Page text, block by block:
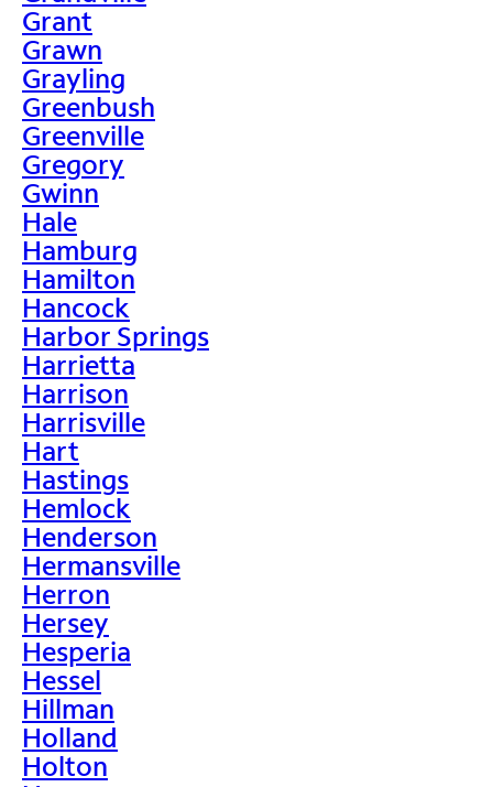
Grant
Grawn
Grayling
Greenbush
Greenville
Gregory
Gwinn
Hale
Hamburg
Hamilton
Hancock
Harbor Springs
Harrietta
Harrison
Harrisville
Hart
Hastings
Hemlock
Henderson
Hermansville
Herron
Hersey
Hesperia
Hessel
Hillman
Holland
Holton